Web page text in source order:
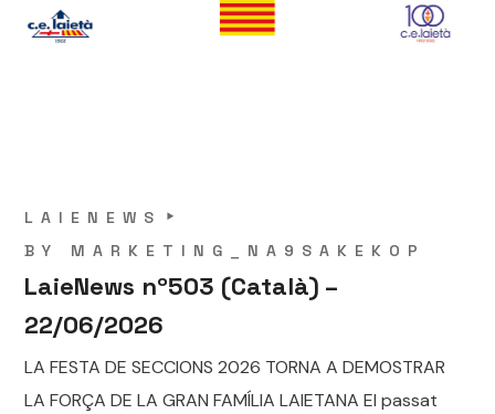
LAIENEWS
BY MARKETING_NA9SAKEKOP
LaieNews nº503 (Català) –
22/06/2026
LA FESTA DE SECCIONS 2026 TORNA A DEMOSTRAR
LA FORÇA DE LA GRAN FAMÍLIA LAIETANA El passat